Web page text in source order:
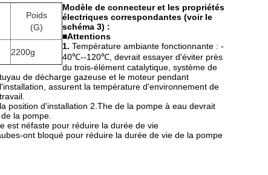
Poids
(G)
2200g
Modèle de connecteur et les propriétés
électriques correspondantes (voir le
schéma 3) :
■Attentions
1. Température ambiante fonctionnante : -
40℃--120℃, devrait essayer d'éviter près
du trois-élément catalytique, système de
tuyau de décharge gazeuse et le moteur pendant
l'installation, assurent la température d'environnement de
travail.
la position d'installation 2.The de la pompe à eau devrait
la pompe.
est néfaste pour réduire la durée de vie
ont bloqué pour réduire la durée de vie de la pompe